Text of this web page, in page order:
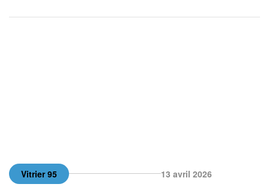
Vitrier 95 13 avril 2026